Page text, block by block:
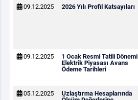
09.12.2025 2026 Yılı Profil Katsayıları
09.12.2025
1 Ocak Resmi Tatili Dönemi
Elektrik Piyasası Avans
Ödeme Tarihleri
05.12.2025
Uzlaştırma Hesaplarında